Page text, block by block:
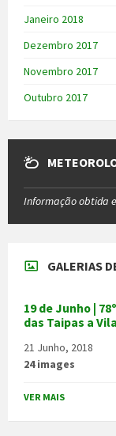
Janeiro 2018
Dezembro 2017
Novembro 2017
Outubro 2017
Informação obtida
GALERIAS
19 de Junho |
das Taipas a Vila
21 Junho, 2018
24 images
VER MAIS